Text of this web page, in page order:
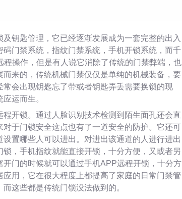
钥匙管理，它已经逐渐发展成为一套完整的出入
门禁系统，指纹门禁系统，手机开锁系统，而千
操作，但是有人说它消除了传统的门禁弊端，也
来的，传统机械门禁仅仅是单纯的机械装备，要
会出现钥匙忘了带或者钥匙弄丢需要换锁的现
运而生。
开锁。通过人脸识别技术检测到陌生面孔还会直
于门锁安全这点也有了一道安全的防护。它还可
置哪些人可以进出。对进出该通道的人进行进出
，手机指纹就能直接开锁，十分方便，又或者另
门的时候就可以通过手机APP远程开锁，十分方
用，它在很大程度上都提高了家庭的日常门禁管
这些都是传统门锁没法做到的。